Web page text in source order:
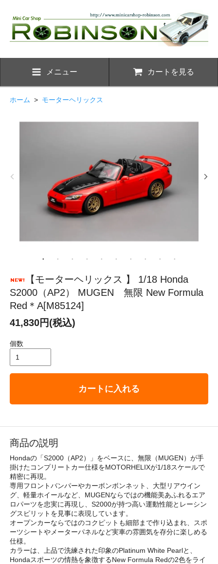
メニュー カートを見る
ホーム > モーターヘリックス
【モーターヘリックス 】 1/18 Honda
S2000（AP2） MUGEN 無限 New Formula
Red＊A[M85124]
41,830円(税込)
個数
カートに入れる
商品の説明
Hondaの「S2000（AP2）」をベースに、無限（MUGEN）が手
掛けたコンプリートカー仕様をMOTORHELIXが1/18スケールで
精密に再現。
専用フロントバンパーやカーボンボンネット、大型リアウイン
グ、軽量ホイールなど、MUGENならではの機能美あふれるエア
ロパーツを忠実に再現し、S2000が持つ高い運動性能とレーシン
グスピリットを見事に表現しています。
オープンカーならではのコクピットも細部まで作り込まれ、スポ
ーツシートやメーターパネルなど実車の雰囲気を存分に楽しめる
仕様。
カラーは、上品で洗練された印象のPlatinum White Pearlと、
Hondaスポーツの情熱を象徴するNew Formula Redの2色をライ